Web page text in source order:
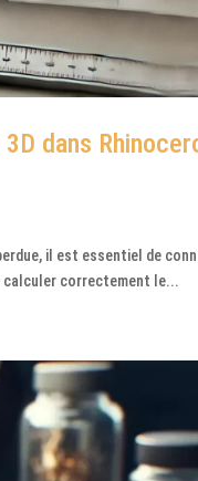
dans
il est essentiel de
calculer correctement le...